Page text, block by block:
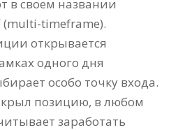
в своем названии
(multi-timeframe).
открывается
одного дня
особо точку входа.
позицию, в любом
заработать